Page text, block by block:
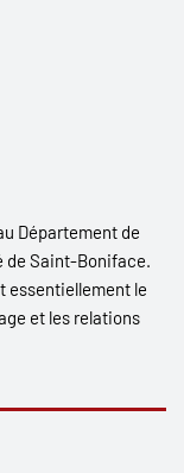
Département de
de Saint-Boniface.
essentiellement le
et les relations